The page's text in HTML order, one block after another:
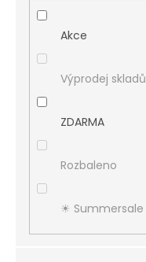
Akce
Výprodej skladů
ZDARMA
Rozbaleno
☀︎ Summersale